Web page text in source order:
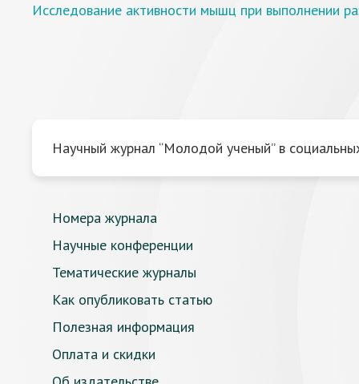
Исследование активности мышц при выполнении
Научный журнал “Молодой ученый” в
Номера журнала
Научные конференции
Тематические журналы
Как опубликовать статью
Полезная информация
Оплата и скидки